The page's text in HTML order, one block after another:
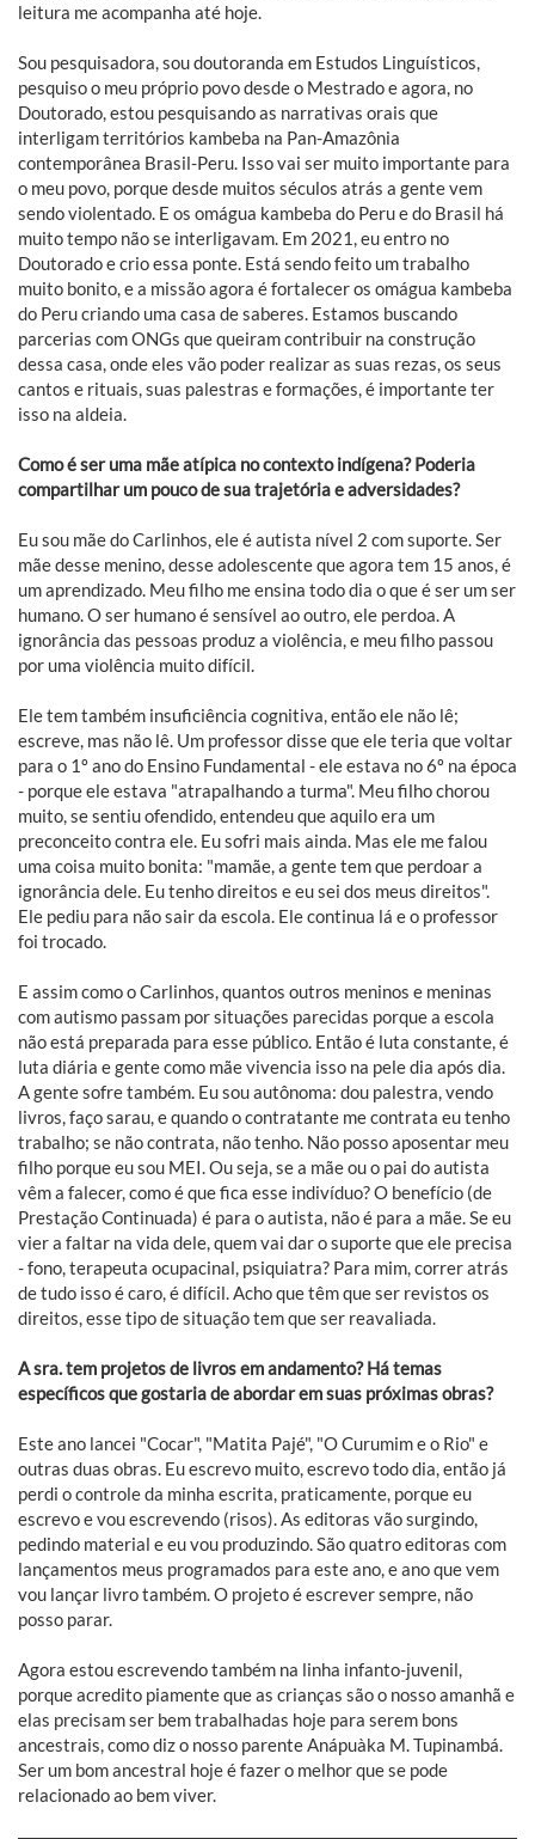
leitura me acompanha até hoje.
Sou pesquisadora, sou doutoranda em Estudos Linguísticos,
pesquiso o meu próprio povo desde o Mestrado e agora, no
Doutorado, estou pesquisando as narrativas orais que
interligam territórios kambeba na Pan-Amazônia
contemporânea Brasil-Peru. Isso vai ser muito importante para
o meu povo, porque desde muitos séculos atrás a gente vem
sendo violentado. E os omágua kambeba do Peru e do Brasil há
muito tempo não se interligavam. Em 2021, eu entro no
Doutorado e crio essa ponte. Está sendo feito um trabalho
muito bonito, e a missão agora é fortalecer os omágua kambeba
do Peru criando uma casa de saberes. Estamos buscando
parcerias com ONGs que queiram contribuir na construção
dessa casa, onde eles vão poder realizar as suas rezas, os seus
cantos e rituais, suas palestras e formações, é importante ter
isso na aldeia.
Como é ser uma mãe atípica no contexto indígena? Poderia
compartilhar um pouco de sua trajetória e adversidades?
Eu sou mãe do Carlinhos, ele é autista nível 2 com suporte. Ser
mãe desse menino, desse adolescente que agora tem 15 anos, é
um aprendizado. Meu filho me ensina todo dia o que é ser um ser
humano. O ser humano é sensível ao outro, ele perdoa. A
ignorância das pessoas produz a violência, e meu filho passou
por uma violência muito difícil.
Ele tem também insuficiência cognitiva, então ele não lê;
escreve, mas não lê. Um professor disse que ele teria que voltar
para o 1º ano do Ensino Fundamental - ele estava no 6º na época
- porque ele estava "atrapalhando a turma". Meu filho chorou
muito, se sentiu ofendido, entendeu que aquilo era um
preconceito contra ele. Eu sofri mais ainda. Mas ele me falou
uma coisa muito bonita: "mamãe, a gente tem que perdoar a
ignorância dele. Eu tenho direitos e eu sei dos meus direitos".
Ele pediu para não sair da escola. Ele continua lá e o professor
foi trocado.
E assim como o Carlinhos, quantos outros meninos e meninas
com autismo passam por situações parecidas porque a escola
não está preparada para esse público. Então é luta constante, é
luta diária e gente como mãe vivencia isso na pele dia após dia.
A gente sofre também. Eu sou autônoma: dou palestra, vendo
livros, faço sarau, e quando o contratante me contrata eu tenho
trabalho; se não contrata, não tenho. Não posso aposentar meu
filho porque eu sou MEI. Ou seja, se a mãe ou o pai do autista
vêm a falecer, como é que fica esse indivíduo? O benefício (de
Prestação Continuada) é para o autista, não é para a mãe. Se eu
vier a faltar na vida dele, quem vai dar o suporte que ele precisa
- fono, terapeuta ocupacinal, psiquiatra? Para mim, correr atrás
de tudo isso é caro, é difícil. Acho que têm que ser revistos os
direitos, esse tipo de situação tem que ser reavaliada.
A sra. tem projetos de livros em andamento? Há temas
específicos que gostaria de abordar em suas próximas obras?
Este ano lancei "Cocar", "Matita Pajé", "O Curumim e o Rio" e
outras duas obras. Eu escrevo muito, escrevo todo dia, então já
perdi o controle da minha escrita, praticamente, porque eu
escrevo e vou escrevendo (risos). As editoras vão surgindo,
pedindo material e eu vou produzindo. São quatro editoras com
lançamentos meus programados para este ano, e ano que vem
vou lançar livro também. O projeto é escrever sempre, não
posso parar.
Agora estou escrevendo também na linha infanto-juvenil,
porque acredito piamente que as crianças são o nosso amanhã e
elas precisam ser bem trabalhadas hoje para serem bons
ancestrais, como diz o nosso parente Anápuàka M. Tupinambá.
Ser um bom ancestral hoje é fazer o melhor que se pode
relacionado ao bem viver.